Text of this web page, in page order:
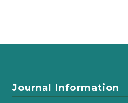
Journal Information